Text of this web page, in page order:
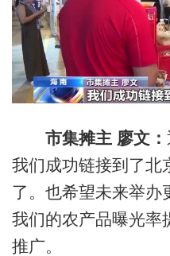
市集摊主 廖文：
我们成功链接到了北
了。也希望未来举办
我们的农产品曝光率
推广。